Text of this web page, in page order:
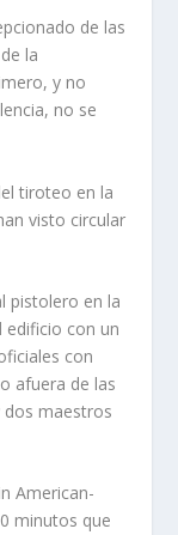
de las
la
y no
no se
tiroteo en la
visto circular
pistolero en la
edificio con un
con
afuera de las
dos maestros
American-
minutos que